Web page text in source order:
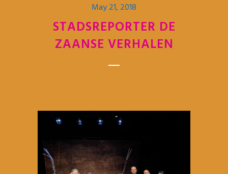
May 21, 2018
STADSREPORTER DE
ZAANSE VERHALEN